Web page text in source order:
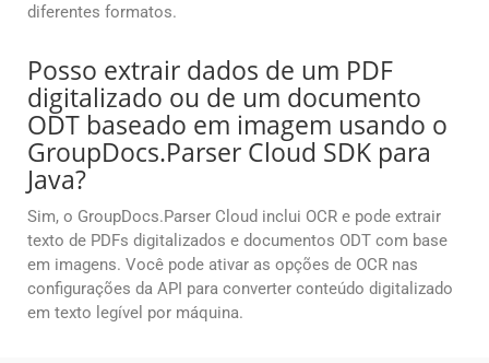
diferentes formatos.
Posso extrair dados de um PDF
digitalizado ou de um documento
ODT baseado em imagem usando o
GroupDocs.Parser Cloud SDK para
Java?
Sim, o GroupDocs.Parser Cloud inclui OCR e pode extrair
texto de PDFs digitalizados e documentos ODT com base
em imagens. Você pode ativar as opções de OCR nas
configurações da API para converter conteúdo digitalizado
em texto legível por máquina.